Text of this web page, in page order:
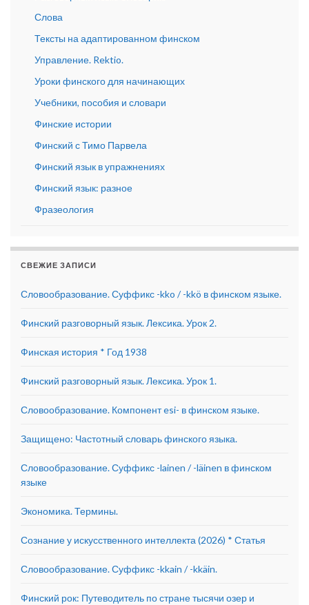
Слова
Тексты на адаптированном финском
Управление. Rektio.
Уроки финского для начинающих
Учебники, пособия и словари
Финские истории
Финский с Тимо Парвела
Финский язык в упражнениях
Финский язык: разное
Фразеология
СВЕЖИЕ ЗАПИСИ
Словообразование. Суффикс -kko / -kkö в финском языке.
Финский разговорный язык. Лексика. Урок 2.
Финская история * Год 1938
Финский разговорный язык. Лексика. Урок 1.
Словообразование. Компонент esi- в финском языке.
Защищено: Частотный словарь финского языка.
Словообразование. Суффикс -lainen / -läinen в финском
языке
Экономика. Термины.
Сознание у искусственного интеллекта (2026) * Статья
Словообразование. Суффикс -kkain / -kkäin.
Финский рок: Путеводитель по стране тысячи озер и